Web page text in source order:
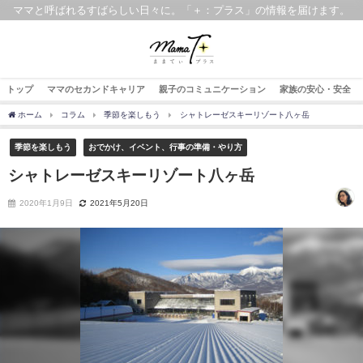
ママと呼ばれるすばらしい日々に。「＋：プラス」の情報を届けます。
トップ ママのセカンドキャリア 親子のコミュニケーション 家族の安心・安全
ホーム コラム 季節を楽しもう シャトレーゼスキーリゾート八ヶ岳
季節を楽しもう おでかけ、イベント、行事の準備・やり方
シャトレーゼスキーリゾート八ヶ岳
2020年1月9日 2021年5月20日